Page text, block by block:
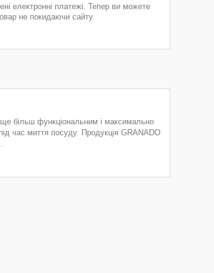
електронні платежі. Тепер ви можете
не покидаючи сайту.
більш функціональним і максимально
час миття посуду. Продукція GRANADO